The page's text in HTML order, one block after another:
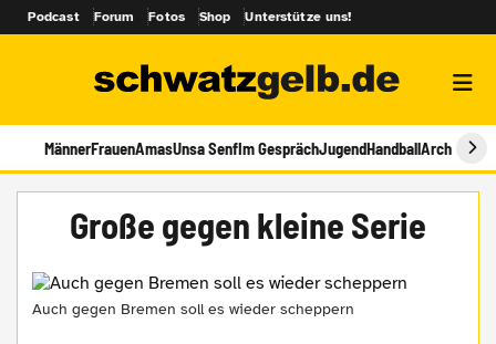
Podcast Forum Fotos Shop Unterstütze uns!
MännerFrauenAmasUnsa SenfIm GesprächJugendHandballArchiv
Große gegen kleine Serie
Auch gegen Bremen soll es wieder scheppern